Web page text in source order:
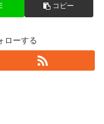
コピー
ローする